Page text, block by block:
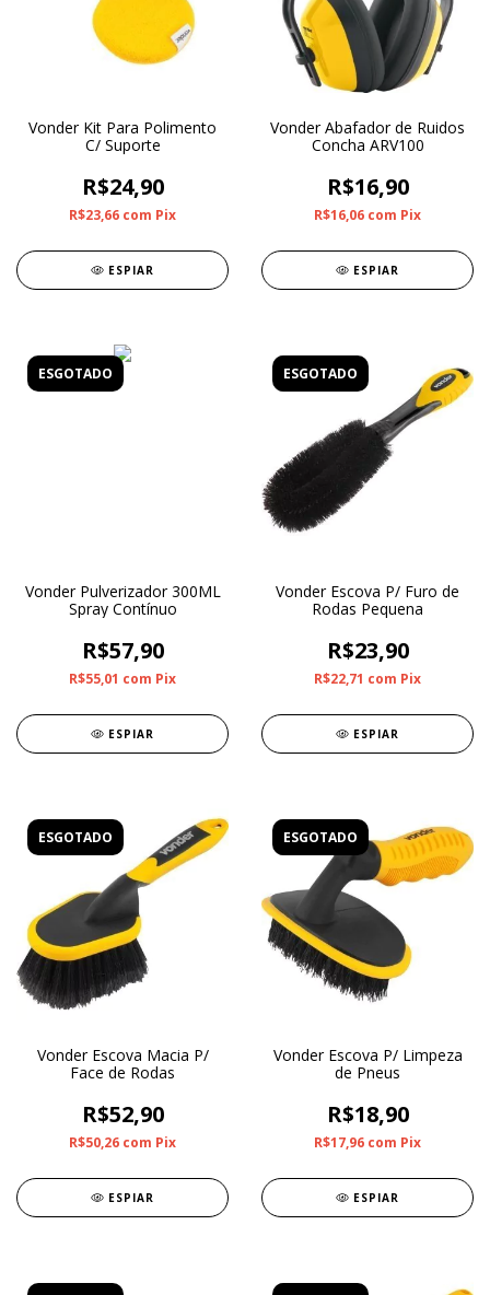
Vonder Kit Para Polimento
C/ Suporte
R$24,90
R$23,66 com Pix
ESPIAR
Vonder Abafador de Ruidos
Concha ARV100
R$16,90
R$16,06 com Pix
ESPIAR
ESGOTADO
Vonder Pulverizador 300ML
Spray Contínuo
R$57,90
R$55,01 com Pix
ESPIAR
ESGOTADO
Vonder Escova P/ Furo de
Rodas Pequena
R$23,90
R$22,71 com Pix
ESPIAR
ESGOTADO
Vonder Escova Macia P/
Face de Rodas
R$52,90
R$50,26 com Pix
ESPIAR
ESGOTADO
Vonder Escova P/ Limpeza
de Pneus
R$18,90
R$17,96 com Pix
ESPIAR